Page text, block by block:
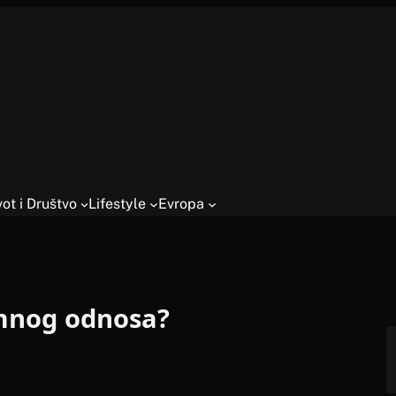
i Društvo Lifestyle Evropa
odnosa?